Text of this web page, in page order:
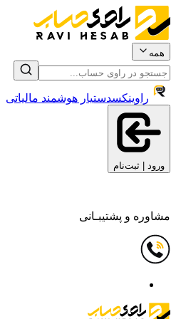
همه
راوینکسدستیار هوشمند مالیاتی
ورود | ثبت‌نام
مشاوره و پشتیبـانی